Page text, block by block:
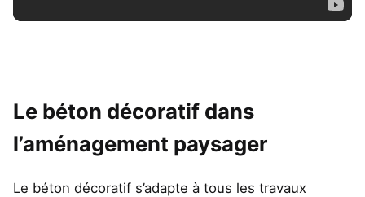
Le béton décoratif dans
l’aménagement paysager
Le béton décoratif s’adapte à tous les travaux